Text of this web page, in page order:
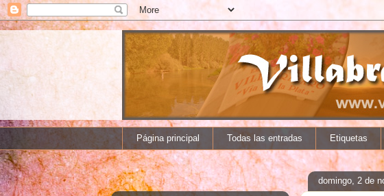
Página principal Todas las entradas Etiquetas
domingo, 2 de